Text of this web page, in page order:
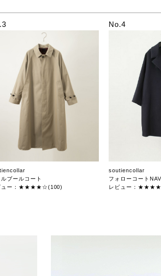
ルブールコート
ュー：★★★★☆(100)
No.4
soutiencollar
フォローコート
レビュー：